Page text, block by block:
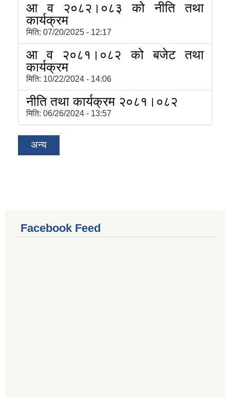
आ व २०८२।०८३ को नीति तथा
कार्यक्रम
मिति: 07/20/2025 - 12:17
आ व २०८१।०८२ को बजेट तथा
कार्यक्रम
मिति: 10/22/2024 - 14:06
नीति तथा कार्यक्रम २०८१।०८२
मिति: 06/26/2024 - 13:57
अन्य
Facebook Feed